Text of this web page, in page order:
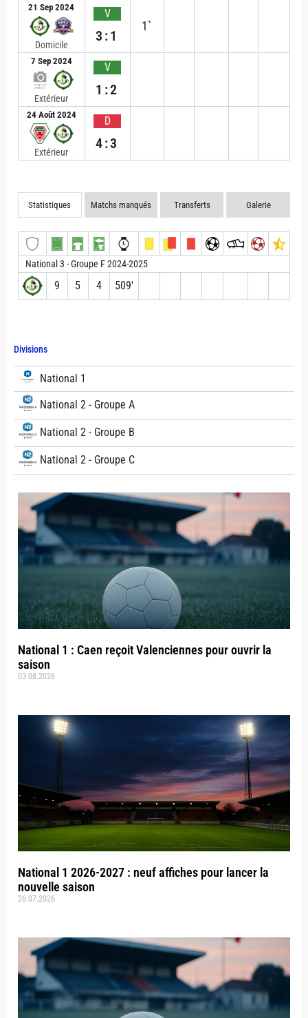
Divisions
National 1
National 2 - Groupe A
National 2 - Groupe B
National 2 - Groupe C
National 1 : Caen reçoit Valenciennes pour ouvrir la
saison
03.08.2026
National 1 2026-2027 : neuf affiches pour lancer la
nouvelle saison
26.07.2026
21 Sep 2024
Domicile
V
3:1
1`
7 Sep 2024
Extérieur
V
1:2
24 Août 2024
Extérieur
D
4:3
Statistiques Matchs manqués Transferts Galerie
National 3 - Groupe F 2024-2025
9 5 4 509′